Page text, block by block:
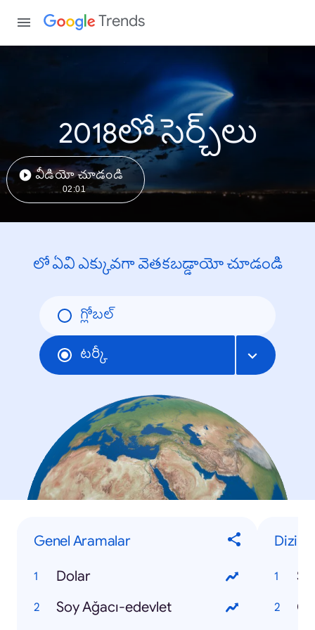
Trends
2018లో సెర్చ్‌లు
వీడియో చూడండి
02:01
లో ఏవి ఎక్కువగా వెతకబడ్డాయో చూడండి
గ్లోబల్
టర్కీ
Genel Aramalar
Dolar
Soy Ağacı-edevlet
Dizi